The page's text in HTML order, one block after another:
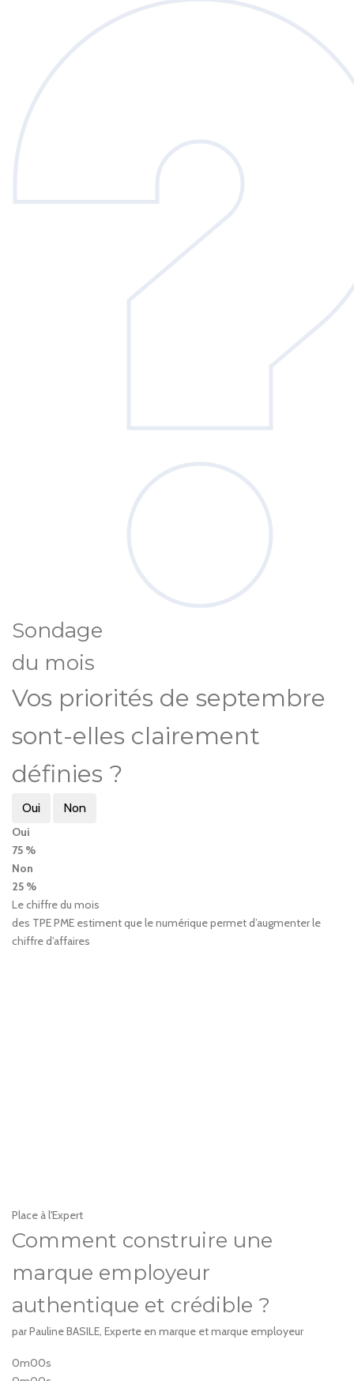
Sondage
du mois
Vos priorités de septembre
sont-elles clairement
définies ?
Oui Non
Oui
75 %
Non
25 %
Le chiffre du mois
des TPE PME estiment que le numérique permet d’augmenter le
chiffre d’affaires
Place à l'Expert
Comment construire une
marque employeur
authentique et crédible ?
par Pauline BASILE, Experte en marque et marque employeur
0m00s